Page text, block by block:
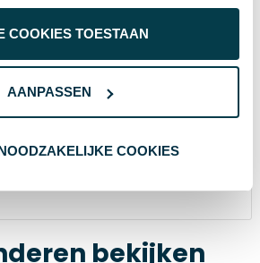
COOKIES TOESTAAN
AANPASSEN
COOKIES
124 g
hi!dea™
56269
bekijken